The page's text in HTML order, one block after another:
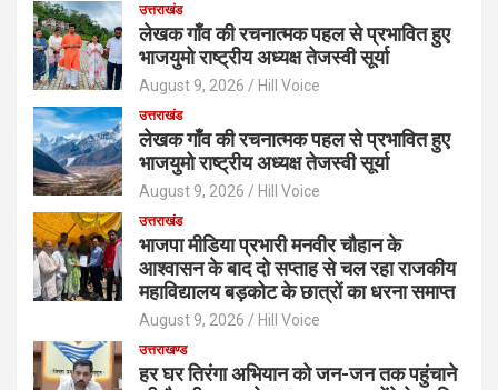
उत्तराखंड
लेखक गाँव की रचनात्मक पहल से प्रभावित हुए
भाजयुमो राष्ट्रीय अध्यक्ष तेजस्वी सूर्या
August 9, 2026 Hill Voice
उत्तराखंड
लेखक गाँव की रचनात्मक पहल से प्रभावित हुए
भाजयुमो राष्ट्रीय अध्यक्ष तेजस्वी सूर्या
August 9, 2026 Hill Voice
उत्तराखंड
भाजपा मीडिया प्रभारी मनवीर चौहान के
आश्वासन के बाद दो सप्ताह से चल रहा राजकीय
महाविद्यालय बड़कोट के छात्रों का धरना समाप्त
August 9, 2026 Hill Voice
उत्तराखण्ड
हर घर तिरंगा अभियान को जन-जन तक पहुंचाने